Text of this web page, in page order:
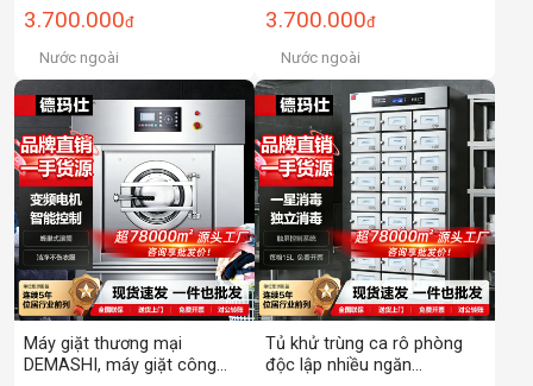
UV cho nhà hàng, mẫu một
cửa.
3.700.000đ
Nước ngoài
cực tím, dùng cho thương
mại.
3.700.000đ
Nước ngoài
Máy giặt thương mại
DEMASHI, máy giặt công
Tủ khử trùng ca rô phòng
độc lập nhiều ngăn